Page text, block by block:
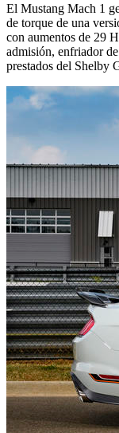
El Mustang Mach 1
de torque de una
con aumentos de 29
admisión, enfriador
prestados del Shelby